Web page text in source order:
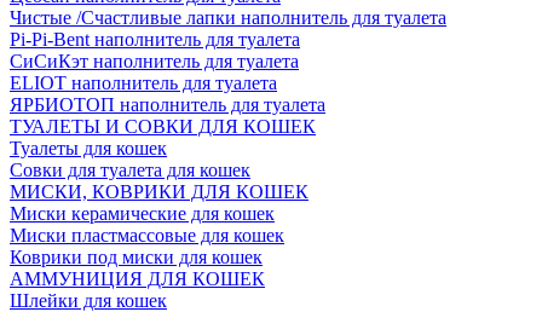
Чистые /Счастливые лапки наполнитель для туалета
Pi-Pi-Bent наполнитель для туалета
СиСиКэт наполнитель для туалета
ELIOT наполнитель для туалета
ЯРБИОТОП наполнитель для туалета
ТУАЛЕТЫ И СОВКИ ДЛЯ КОШЕК
Туалеты для кошек
Совки для туалета для кошек
МИСКИ, КОВРИКИ ДЛЯ КОШЕК
Миски керамические для кошек
Миски пластмассовые для кошек
Коврики под миски для кошек
АММУНИЦИЯ ДЛЯ КОШЕК
Шлейки для кошек